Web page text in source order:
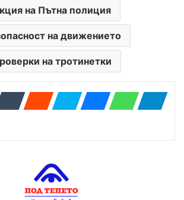
на Пътна полиция
на движението
на тротинетки